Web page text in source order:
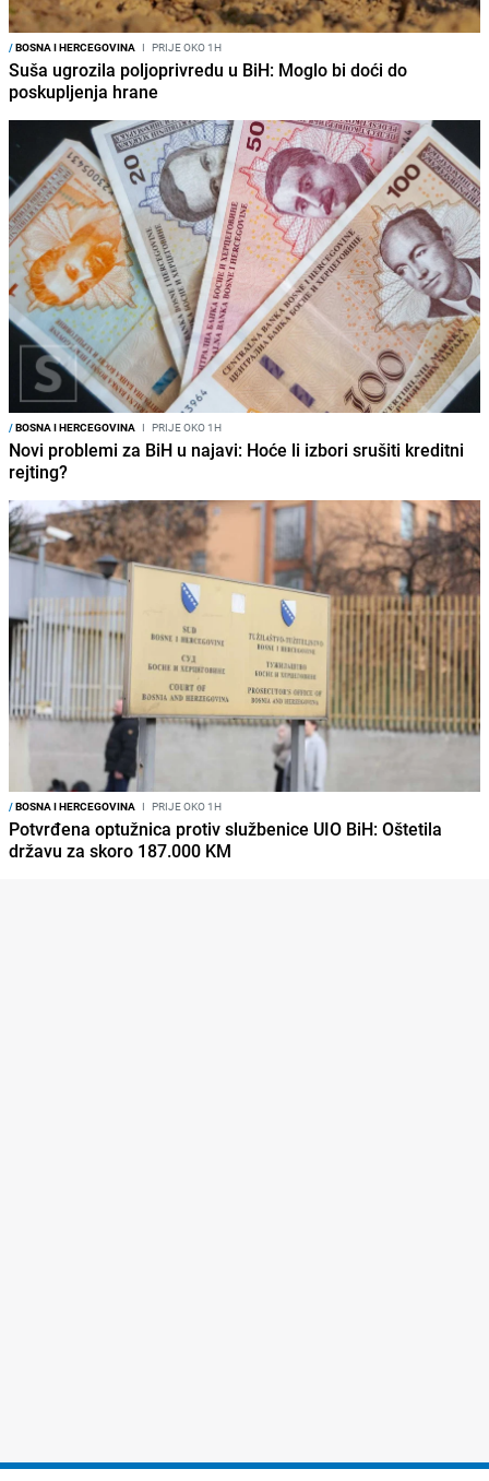
/BOSNA I HERCEGOVINA I PRIJE OKO 1H
Suša ugrozila poljoprivredu u BiH: Moglo bi doći do
poskupljenja hrane
/BOSNA I HERCEGOVINA I PRIJE OKO 1H
Novi problemi za BiH u najavi: Hoće li izbori srušiti kreditni
rejting?
/BOSNA I HERCEGOVINA I PRIJE OKO 1H
Potvrđena optužnica protiv službenice UIO BiH: Oštetila
državu za skoro 187.000 KM